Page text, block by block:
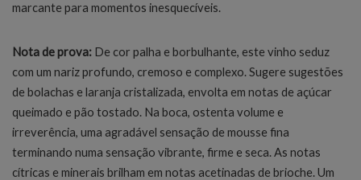
marcante para momentos inesquecíveis.
Nota de prova: De cor palha e borbulhante, este vinho seduz
com um nariz profundo, cremoso e complexo. Sugere sugestões
de bolachas e laranja cristalizada, envolta em notas de açúcar
queimado e pão tostado. Na boca, ostenta volume e
irreverência, uma agradável sensação de mousse fina
terminando numa sensação vibrante, firme e seca. As notas
cítricas e minerais brilham em notas acetinadas de brioche. Um